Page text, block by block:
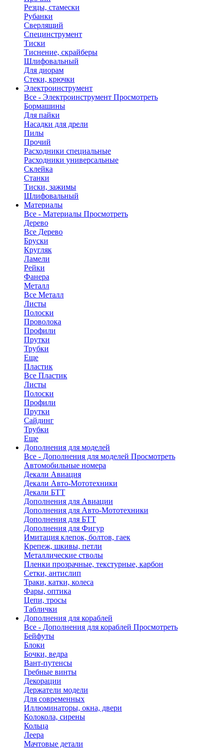
Резцы, стамески
Рубанки
Сверлящий
Специнструмент
Тиски
Тиснение, скрайберы
Шлифовальный
Для диорам
Стеки, крючки
Электроинструмент
Все - Электроинструмент Просмотреть
Бормашины
Для пайки
Насадки для дрели
Пилы
Прочий
Расходники специальные
Расходники универсальные
Склейка
Станки
Тиски, зажимы
Шлифовальный
Материалы
Все - Материалы Просмотреть
Дерево
Все Дерево
Бруски
Кругляк
Ламели
Рейки
Фанера
Металл
Все Металл
Листы
Полоски
Проволока
Профили
Прутки
Трубки
Еще
Пластик
Все Пластик
Листы
Полоски
Профили
Прутки
Сайдинг
Трубки
Еще
Дополнения для моделей
Все - Дополнения для моделей Просмотреть
Автомобильные номера
Декали Авиация
Декали Авто-Мототехники
Декали БТТ
Дополнения для Авиации
Дополнения для Авто-Мототехники
Дополнения для БТТ
Дополнения для Фигур
Имитация клепок, болтов, гаек
Крепеж, шкивы, петли
Металлические стволы
Пленки прозрачные, текстурные, карбон
Сетки, антислип
Траки, катки, колеса
Фары, оптика
Цепи, тросы
Таблички
Дополнения для кораблей
Все - Дополнения для кораблей Просмотреть
Бейфуты
Блоки
Бочки, ведра
Вант-путенсы
Гребные винты
Декорации
Держатели модели
Для современных
Иллюминаторы, окна, двери
Колокола, сирены
Кольца
Леера
Мачтовые детали